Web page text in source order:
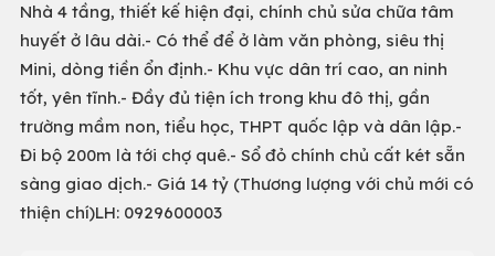
Nhà 4 tầng, thiết kế hiện đại, chính chủ sửa chữa tâm
huyết ở lâu dài.- Có thể để ở làm văn phòng, siêu thị
Mini, dòng tiền ổn định.- Khu vực dân trí cao, an ninh
tốt, yên tĩnh.- Đầy đủ tiện ích trong khu đô thị, gần
trường mầm non, tiểu học, THPT quốc lập và dân lập.-
Đi bộ 200m là tới chợ quê.- Sổ đỏ chính chủ cất két sẵn
sàng giao dịch.- Giá 14 tỷ (Thương lượng với chủ mới có
thiện chí)LH: 0929600003